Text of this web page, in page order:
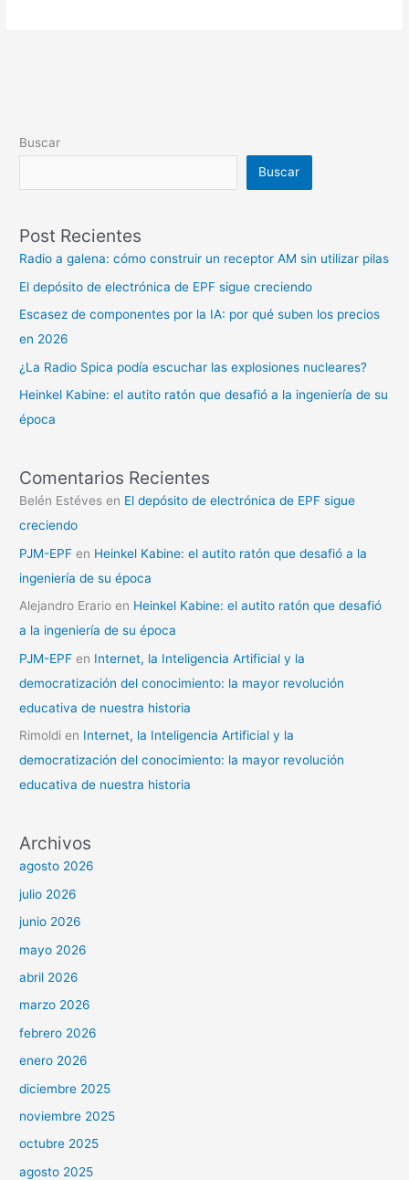
Buscar
Buscar
Post Recientes
Radio a galena: cómo construir un receptor AM sin utilizar pilas
El depósito de electrónica de EPF sigue creciendo
Escasez de componentes por la IA: por qué suben los precios
en 2026
¿La Radio Spica podía escuchar las explosiones nucleares?
Heinkel Kabine: el autito ratón que desafió a la ingeniería de su
época
Comentarios Recientes
Belén Estéves en El depósito de electrónica de EPF sigue
creciendo
PJM-EPF en Heinkel Kabine: el autito ratón que desafió a la
ingeniería de su época
Alejandro Erario en Heinkel Kabine: el autito ratón que desafió
a la ingeniería de su época
PJM-EPF en Internet, la Inteligencia Artificial y la
democratización del conocimiento: la mayor revolución
educativa de nuestra historia
Rimoldi en Internet, la Inteligencia Artificial y la
democratización del conocimiento: la mayor revolución
educativa de nuestra historia
Archivos
agosto 2026
julio 2026
junio 2026
mayo 2026
abril 2026
marzo 2026
febrero 2026
enero 2026
diciembre 2025
noviembre 2025
octubre 2025
agosto 2025